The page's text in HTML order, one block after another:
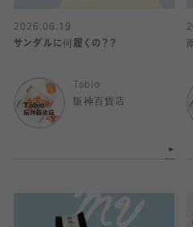
2026.06.19
サンダルに何履くの？？
Tabio
阪神百貨店